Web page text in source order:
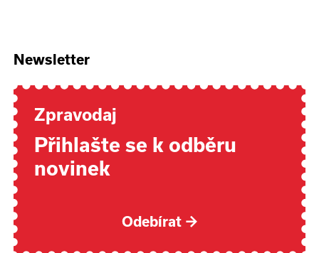
Newsletter
Zpravodaj
Přihlašte se k odběru
novinek
Odebírat →